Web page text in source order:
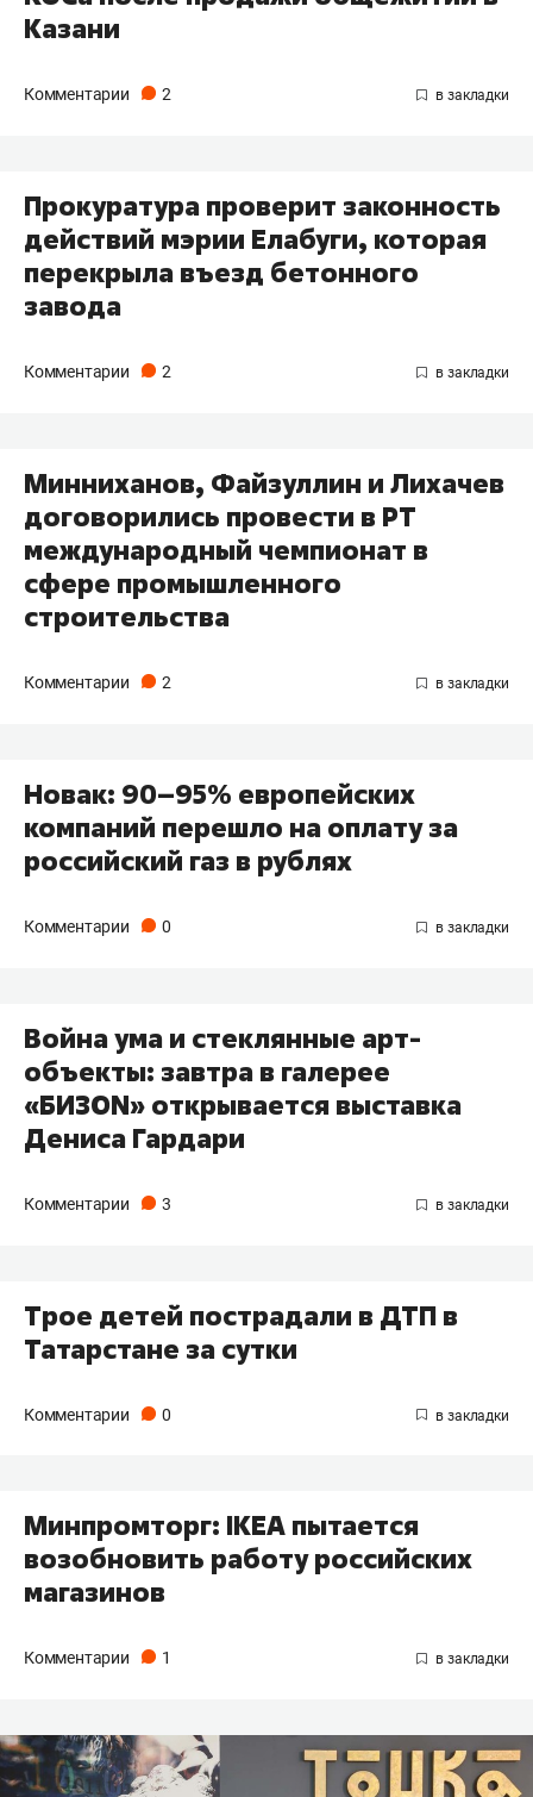
Казани
Комментарии 2
Прокуратура проверит законность
действий мэрии Елабуги, которая
перекрыла въезд бетонного
завода
Комментарии 2
Минниханов, Файзуллин и Лихачев
договорились провести в РТ
международный чемпионат в
сфере промышленного
строительства
Комментарии 2
Новак: 90–95% европейских
компаний перешло на оплату за
российский газ в рублях
Комментарии 0
Война ума и стеклянные арт-
объекты: завтра в галерее
«БИЗОN» открывается выставка
Дениса Гардари
Комментарии 3
Трое детей пострадали в ДТП в
Татарстане за сутки
Комментарии 0
Минпромторг: IKEA пытается
возобновить работу российских
магазинов
Комментарии 1